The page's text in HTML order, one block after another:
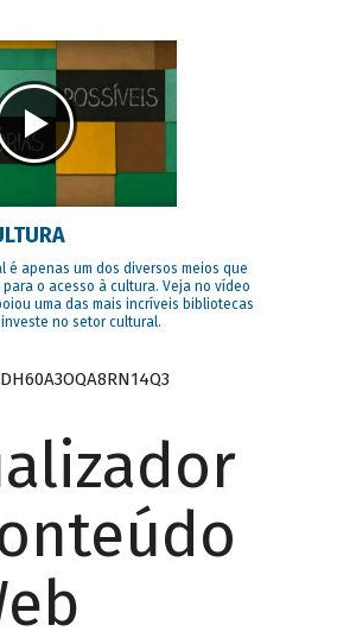
é apenas um dos diversos meios que
para o acesso à cultura. Veja no vídeo
uma das mais incríveis bibliotecas
no setor cultural.